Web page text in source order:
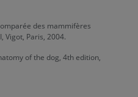
des mammifères
Vigot, Paris, 2004.
of the dog, 4th edition,